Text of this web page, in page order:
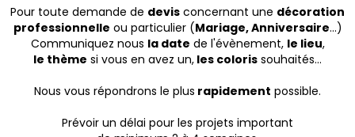
Pour toute demande de devis concernant une décoration
professionnelle ou particulier (Mariage, Anniversaire...)
Communiquez nous la date de l'évènement, le lieu,
le thème si vous en avez un, les coloris souhaités...
Nous vous répondrons le plus rapidement possible.
Prévoir un délai pour les projets important